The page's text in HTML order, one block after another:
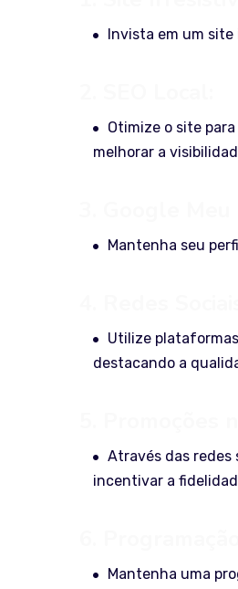
Invista em um
Otimize o site
melhorar a
Mantenha seu
Utilize
destacando a
Através das redes
incentivar a
Mantenha uma